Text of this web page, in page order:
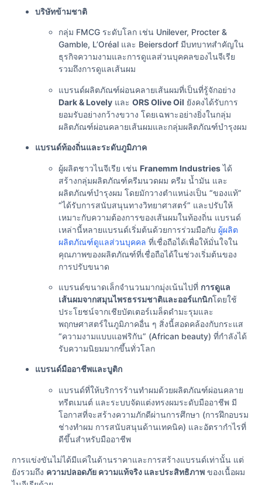
บริษัทข้ามชาติ
กลุ่ม FMCG ระดับโลก เช่น Unilever, Procter &
Gamble, L’Oréal และ Beiersdorf มีบทบาทสำคัญใน
ธุรกิจความงามและการดูแลส่วนบุคคลของไนจีเรีย
รวมถึงการดูแลเส้นผม
แบรนด์ผลิตภัณฑ์ผ่อนคลายเส้นผมที่เป็นที่รู้จักอย่าง
Dark & Lovely และ ORS Olive Oil ยังคงได้รับการ
ยอมรับอย่างกว้างขวาง โดยเฉพาะอย่างยิ่งในกลุ่ม
ผลิตภัณฑ์ผ่อนคลายเส้นผมและกลุ่มผลิตภัณฑ์บำรุงผม
แบรนด์ท้องถิ่นและระดับภูมิภาค
ผู้ผลิตชาวไนจีเรีย เช่น Franemm Industriesได้
สร้างกลุ่มผลิตภัณฑ์ครีมนวดผม ครีม น้ำมัน และ
ผลิตภัณฑ์บำรุงผม โดยมักวางตำแหน่งเป็น “ของแท้”
“ได้รับการสนับสนุนทางวิทยาศาสตร์” และปรับให้
เหมาะกับความต้องการของเส้นผมในท้องถิ่น แบรนด์
เหล่านี้หลายแบรนด์เริ่มต้นด้วยการร่วมมือกับ ผู้ผลิต
ผลิตภัณฑ์ดูแลส่วนบุคคล ที่เชื่อถือได้เพื่อให้มั่นใจใน
คุณภาพของผลิตภัณฑ์ที่เชื่อถือได้ในช่วงเริ่มต้นของ
การปรับขนาด
แบรนด์ขนาดเล็กจํานวนมากมุ่งเน้นไปที่ การดูแล
เส้นผมจากสมุนไพรธรรมชาติและออร์แกนิกโดยใช้
ประโยชน์จากเชียบัตเตอร์เมล็ดดํามะรุมและ
พฤกษศาสตร์ในภูมิภาคอื่น ๆ สิ่งนี้สอดคล้องกับกระแส
“ความงามแบบแอฟริกัน” (African beauty) ที่กำลังได้
รับความนิยมมากขึ้นทั่วโลก
แบรนด์มืออาชีพและบูติก
แบรนด์ที่ให้บริการร้านทำผมด้วยผลิตภัณฑ์ผ่อนคลาย
ทรีตเมนต์ และระบบจัดแต่งทรงผมระดับมืออาชีพ มี
โอกาสที่จะสร้างความภักดีผ่านการศึกษา (การฝึกอบรม
ช่างทำผม การสนับสนุนด้านเทคนิค) และอัตรากำไรที่
ดีขึ้นสำหรับมืออาชีพ
การแข่งขันไม่ได้มีแค่ในด้านราคาและการสร้างแบรนด์เท่านั้น แต่
ยังรวมถึง ความปลอดภัย ความแท้จริง และประสิทธิภาพ ของเนื้อผม